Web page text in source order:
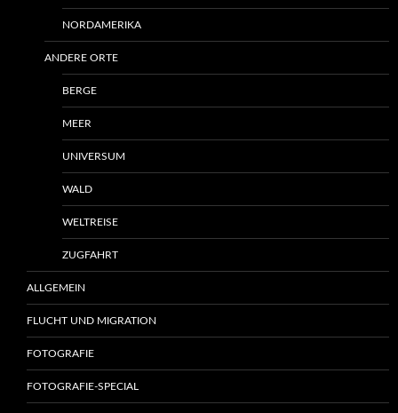
NORDAMERIKA
ANDERE ORTE
BERGE
MEER
UNIVERSUM
WALD
WELTREISE
ZUGFAHRT
ALLGEMEIN
FLUCHT UND MIGRATION
FOTOGRAFIE
FOTOGRAFIE-SPECIAL